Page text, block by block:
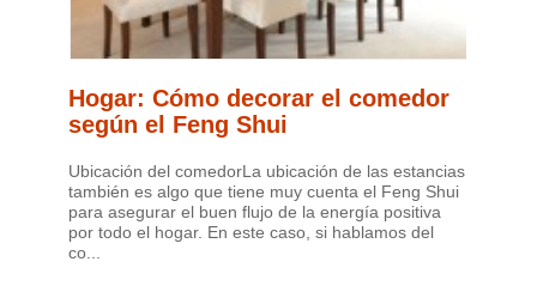
Hogar: Cómo decorar el comedor
según el Feng Shui
Ubicación del comedorLa ubicación de las estancias
también es algo que tiene muy cuenta el Feng Shui
para asegurar el buen flujo de la energía positiva
por todo el hogar. En este caso, si hablamos del
co...